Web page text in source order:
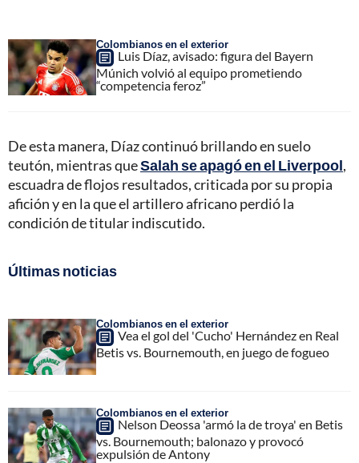
Colombianos en el exterior
Luis Díaz, avisado: figura del Bayern
Múnich volvió al equipo prometiendo
“competencia feroz”
De esta manera, Díaz continuó brillando en suelo
teutón, mientras queSalah se apagó en el Liverpool,
escuadra de flojos resultados, criticada por su propia
afición y en la que el artillero africano perdió la
condición de titular indiscutido.
Últimas noticias
Colombianos en el exterior
Vea el gol del 'Cucho' Hernández en Real
Betis vs. Bournemouth, en juego de fogueo
Colombianos en el exterior
Nelson Deossa 'armó la de troya' en Betis
vs. Bournemouth; balonazo y provocó
expulsión de Antony